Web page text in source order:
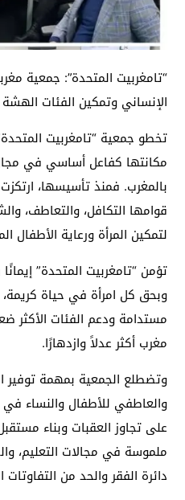
“تامغربيت المتحدة”: جمعية
الإنساني وتمكين الفئات الهشة
تخطو جمعية “تامغربيت
مكانتها كفاعل أساسي في
بالمغرب. فمنذ تأسيسها،
قوامها التكافل، والتعاطف،
لتمكين المرأة ورعاية الأطفال
تؤمن “تامغربيت المتحدة”
وبحق كل امرأة في حياة
مستدامة ودعم الفئات الأكثر
مغرب أكثر عدلاً وازدهارًا.
وتضطلع الجمعية بمهمة توفير
والعاطفي للأطفال والنساء
على تجاوز العقبات وبناء
ملموسة في مجالات التعليم،
دائرة الفقر والحد من التفاوتات